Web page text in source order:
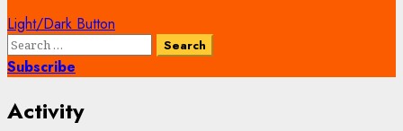
Light/Dark Button
Search
for:
Subscribe
Activity